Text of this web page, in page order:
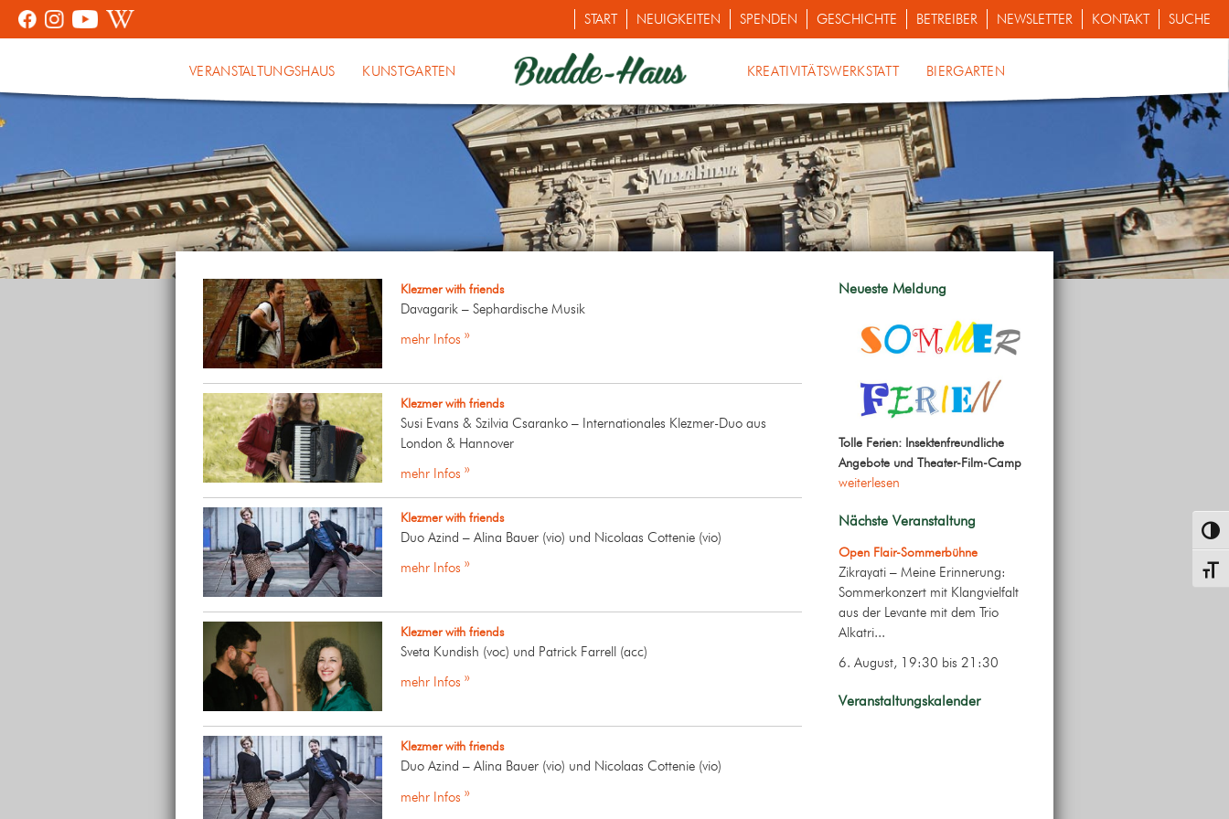
START NEUIGKEITEN SPENDEN GESCHICHTE BETREIBER NEWSLETTER KONTAKT SUCHE
VERANSTALTUNGSHAUS KUNSTGARTEN KREATIVITÄTSWERKSTATT BIERGARTEN
Klezmer with friends
Davagarik – Sephardische Musik
mehr Infos »
Klezmer with friends
Susi Evans & Szilvia Csaranko – Internationales Klezmer-Duo aus
London & Hannover
mehr Infos »
Klezmer with friends
Duo Azind – Alina Bauer (vio) und Nicolaas Cottenie (vio)
mehr Infos »
Klezmer with friends
Sveta Kundish (voc) und Patrick Farrell (acc)
mehr Infos »
Klezmer with friends
Duo Azind – Alina Bauer (vio) und Nicolaas Cottenie (vio)
mehr Infos »
Neueste Meldung
Tolle Ferien: Insektenfreundliche
Angebote und Theater-Film-Camp
weiterlesen
Nächste Veranstaltung
Open Flair-Sommerbühne
Zikrayati – Meine Erinnerung:
Sommerkonzert mit Klangvielfalt
aus der Levante mit dem Trio
Alkatri...
6. August, 19:30 bis 21:30
Veranstaltungskalender